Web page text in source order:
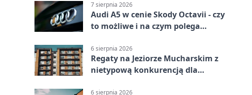
7 sierpnia 2026
Audi A5 w cenie Skody Octavii - czy
to możliwe i na czym polega
6 sierpnia 2026
Regaty na Jeziorze Mucharskim z
nietypową konkurencją dla
6 sierpnia 2026